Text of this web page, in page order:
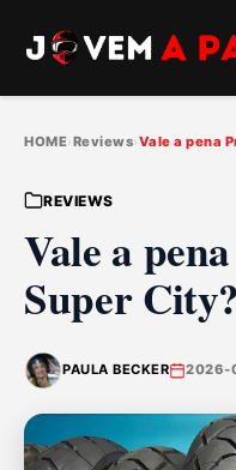
HOME›Reviews›Vale a pena
REVIEWS
Vale a
Super City?
PAULA BECKER 2026-